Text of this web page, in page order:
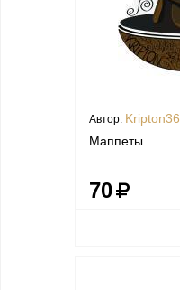
Автор: Kripton36
Маппеты
70